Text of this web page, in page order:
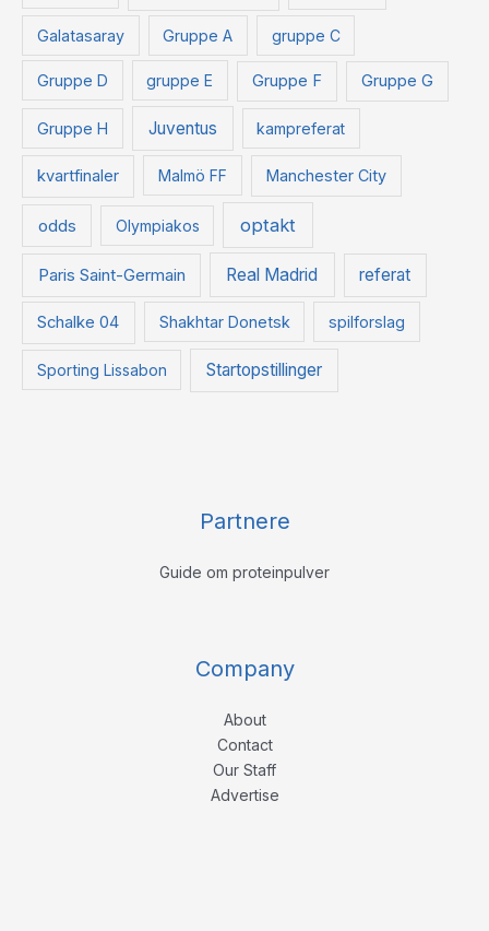
Galatasaray Gruppe A gruppe C
Gruppe D gruppe E Gruppe F Gruppe G
Gruppe H Juventus kampreferat
kvartfinaler Malmö FF Manchester City
odds Olympiakos optakt
Paris Saint-Germain Real Madrid referat
Schalke 04 Shakhtar Donetsk spilforslag
Sporting Lissabon Startopstillinger
Partnere
Guide om proteinpulver
Company
About
Contact
Our Staff
Advertise